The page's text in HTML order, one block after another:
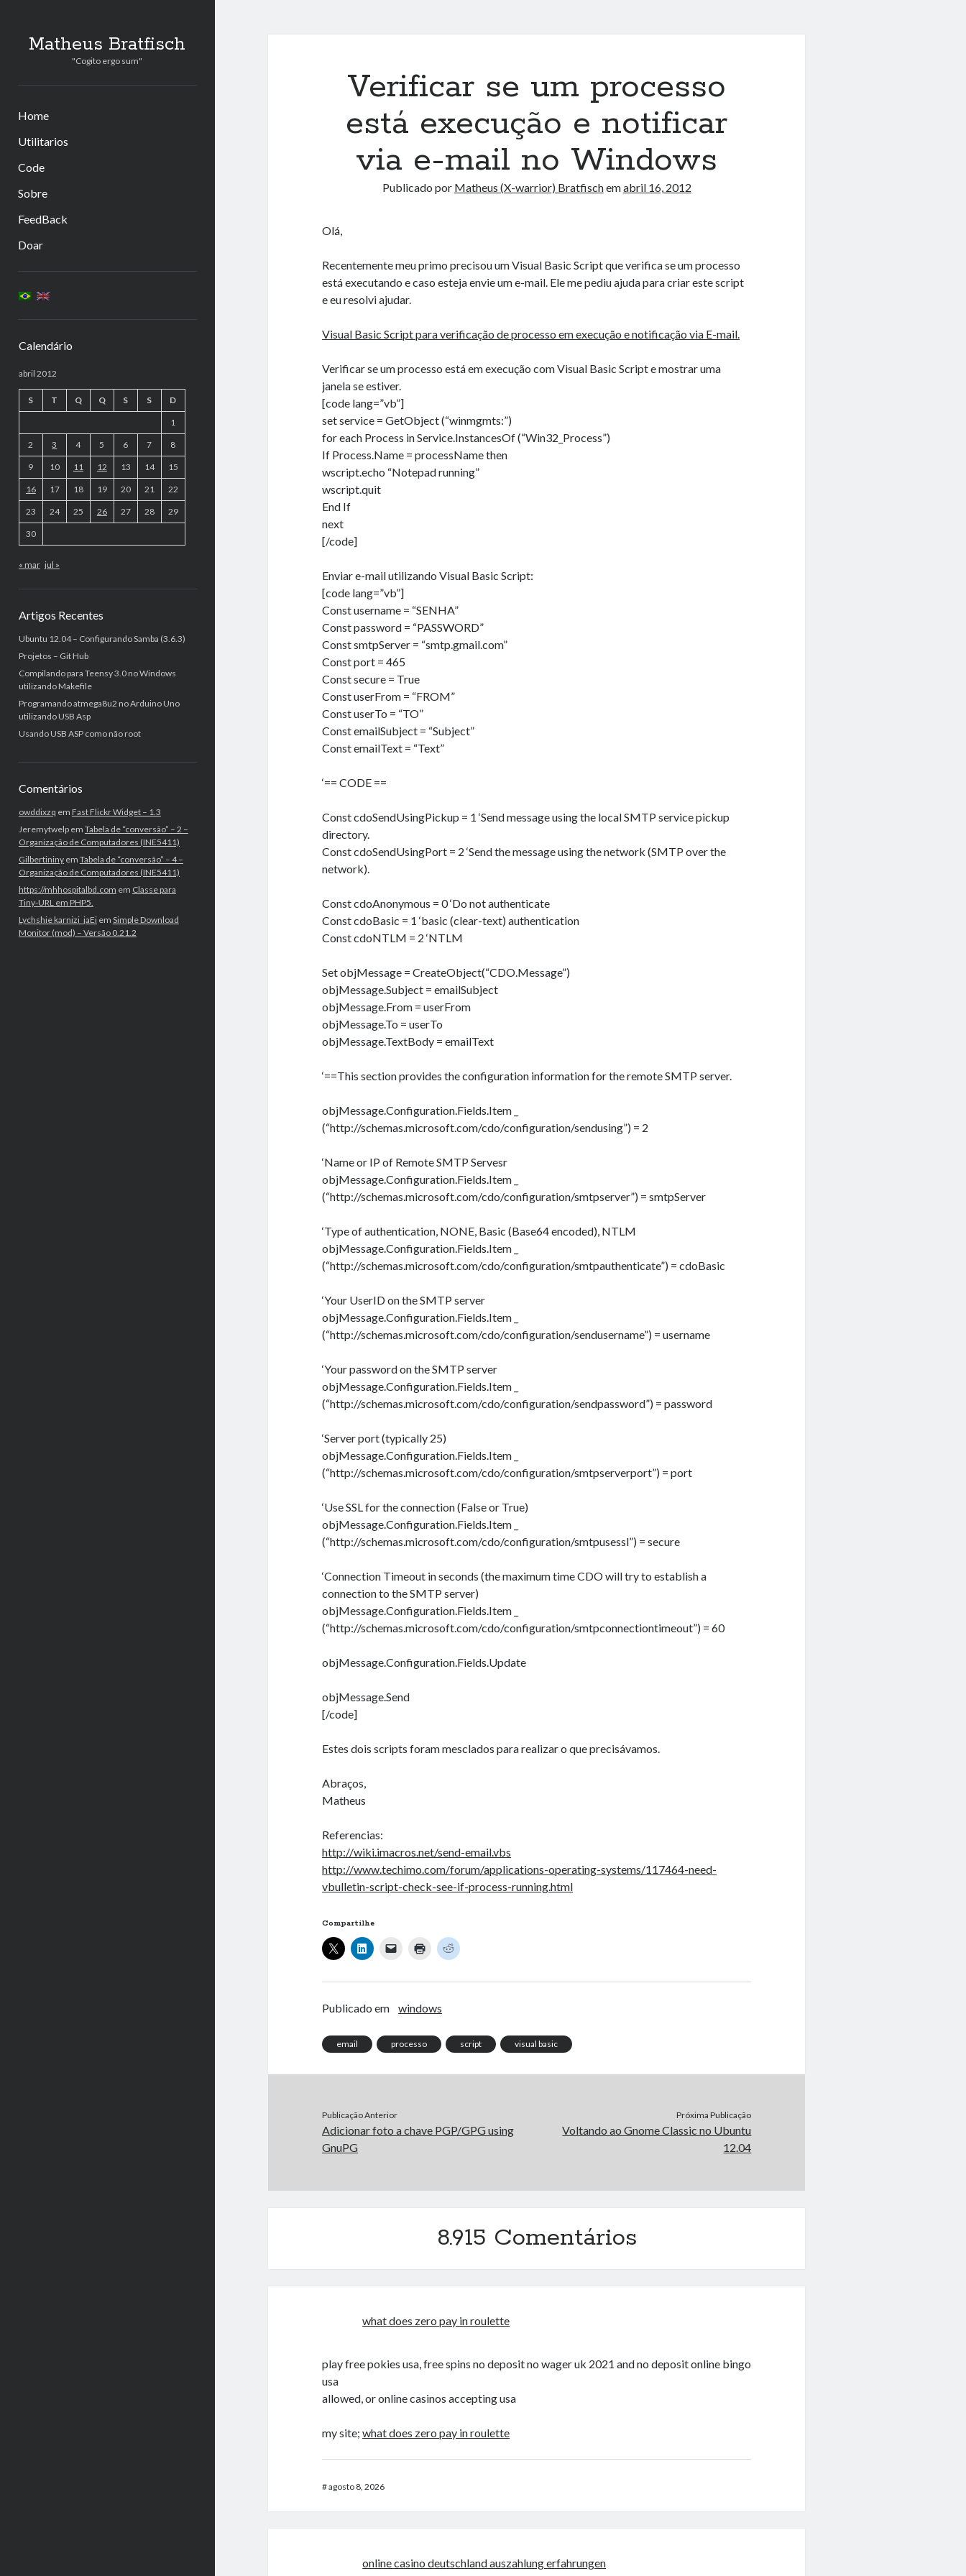
Matheus Bratfisch
"Cogito ergo sum"
Home
Utilitarios
Code
Sobre
FeedBack
Doar
Lateral
Calendário
abril 2012
S T Q Q S S D
1
2 3 4 5 6 7 8
9 10 11 12 13 14 15
16 17 18 19 20 21 22
23 24 25 26 27 28 29
30
« mar jul »
Artigos Recentes
Ubuntu 12.04 – Configurando Samba (3.6.3)
Projetos – Git Hub
Compilando para Teensy 3.0 no Windows
utilizando Makefile
Programando atmega8u2 no Arduino Uno
utilizando USB Asp
Usando USB ASP como não root
Comentários
owddixzq em Fast Flickr Widget – 1.3
Jeremytwelpem Tabela de “conversão” – 2 –
Organização de Computadores (INE5411)
Gilbertininyem Tabela de “conversão” – 4 –
Organização de Computadores (INE5411)
https://mhhospitalbd.com em Classe para
Tiny-URL em PHP5.
Lychshie karnizi_jaEiem Simple Download
Monitor (mod) – Versão 0.21.2
Verificar se um processo
está execução e notificar
via e-mail no Windows
Publicado por Matheus (X-warrior) Bratfischemabril 16, 2012
Olá,
Recentemente meu primo precisou um Visual Basic Script que verifica se um processo
está executando e caso esteja envie um e-mail. Ele me pediu ajuda para criar este script
e eu resolvi ajudar.
Visual Basic Script para verificação de processo em execução e notificação via E-mail.
Verificar se um processo está em execução com Visual Basic Script e mostrar uma
janela se estiver.
[code lang=”vb”]
set service = GetObject (“winmgmts:”)
for each Process in Service.InstancesOf (“Win32_Process”)
If Process.Name = processName then
wscript.echo “Notepad running”
wscript.quit
End If
next
[/code]
Enviar e-mail utilizando Visual Basic Script:
[code lang=”vb”]
Const username = “SENHA”
Const password = “PASSWORD”
Const smtpServer = “smtp.gmail.com”
Const port = 465
Const secure = True
Const userFrom = “FROM”
Const userTo = “TO”
Const emailSubject = “Subject”
Const emailText = “Text”
‘== CODE ==
Const cdoSendUsingPickup = 1 ‘Send message using the local SMTP service pickup
directory.
Const cdoSendUsingPort = 2 ‘Send the message using the network (SMTP over the
network).
Const cdoAnonymous = 0 ‘Do not authenticate
Const cdoBasic = 1 ‘basic (clear-text) authentication
Const cdoNTLM = 2 ‘NTLM
Set objMessage = CreateObject(“CDO.Message”)
objMessage.Subject = emailSubject
objMessage.From = userFrom
objMessage.To = userTo
objMessage.TextBody = emailText
‘==This section provides the configuration information for the remote SMTP server.
objMessage.Configuration.Fields.Item _
(“http://schemas.microsoft.com/cdo/configuration/sendusing”) = 2
‘Name or IP of Remote SMTP Servesr
objMessage.Configuration.Fields.Item _
(“http://schemas.microsoft.com/cdo/configuration/smtpserver”) = smtpServer
‘Type of authentication, NONE, Basic (Base64 encoded), NTLM
objMessage.Configuration.Fields.Item _
(“http://schemas.microsoft.com/cdo/configuration/smtpauthenticate”) = cdoBasic
‘Your UserID on the SMTP server
objMessage.Configuration.Fields.Item _
(“http://schemas.microsoft.com/cdo/configuration/sendusername”) = username
‘Your password on the SMTP server
objMessage.Configuration.Fields.Item _
(“http://schemas.microsoft.com/cdo/configuration/sendpassword”) = password
‘Server port (typically 25)
objMessage.Configuration.Fields.Item _
(“http://schemas.microsoft.com/cdo/configuration/smtpserverport”) = port
‘Use SSL for the connection (False or True)
objMessage.Configuration.Fields.Item _
(“http://schemas.microsoft.com/cdo/configuration/smtpusessl”) = secure
‘Connection Timeout in seconds (the maximum time CDO will try to establish a
connection to the SMTP server)
objMessage.Configuration.Fields.Item _
(“http://schemas.microsoft.com/cdo/configuration/smtpconnectiontimeout”) = 60
objMessage.Configuration.Fields.Update
objMessage.Send
[/code]
Estes dois scripts foram mesclados para realizar o que precisávamos.
Abraços,
Matheus
Referencias:
http://wiki.imacros.net/send-email.vbs
http://www.techimo.com/forum/applications-operating-systems/117464-need-
vbulletin-script-check-see-if-process-running.html
Compartilhe
Publicado em windows
email processo script visual basic
Publicação Anterior
Adicionar foto a chave PGP/GPG using
GnuPG
Próxima Publicação
Voltando ao Gnome Classic no Ubuntu
12.04
8.915 Comentários
what does zero pay in roulette
play free pokies usa, free spins no deposit no wager uk 2021 and no deposit online bingo
usa
allowed, or online casinos accepting usa
my site;what does zero pay in roulette
#agosto 8, 2026
online casino deutschland auszahlung erfahrungen